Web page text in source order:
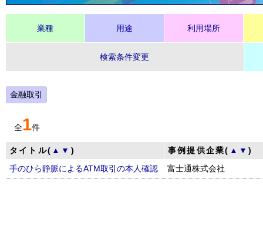
業種 用途 利用場所
検索条件変更
金融取引
全1件
タイトル( ▲ ▼ ) 事例提供企業( ▲ ▼)
手のひら静脈によるATM取引の本人確認
富士通株式会社